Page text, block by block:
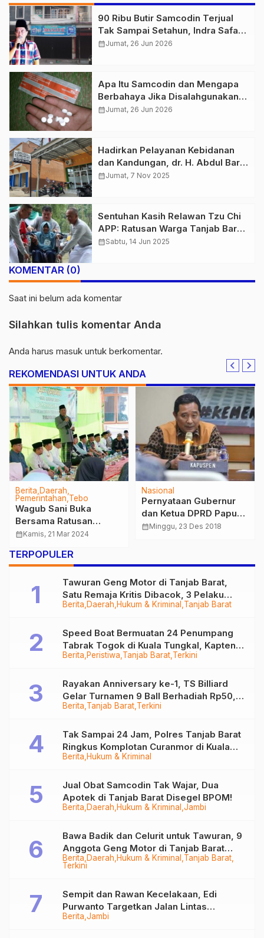
90 Ribu Butir Samcodin Terjual
Tak Sampai Setahun, Indra Safari
Desak Audit Menyeluruh
calendar_monthJumat, 26 Jun 2026
Apa Itu Samcodin dan Mengapa
Berbahaya Jika Disalahgunakan?
Simak Penjelasan Medisnya
calendar_monthJumat, 26 Jun 2026
Hadirkan Pelayanan Kebidanan
dan Kandungan, dr. H. Abdul Bari,
Sp.OG Umumkan Jadwal Praktik
calendar_monthJumat, 7 Nov 2025
Sentuhan Kasih Relawan Tzu Chi
APP: Ratusan Warga Tanjab Barat
Nikmati Pemeriksaan Kesehatan
calendar_monthSabtu, 14 Jun 2025
KOMENTAR (0)
Saat ini belum ada komentar
Silahkan tulis komentar Anda
Anda harus masuk untuk berkomentar.
REKOMENDASI UNTUK ANDA
Berita Daerah
Pemerintahan Tebo
Wagub Sani Buka
Bersama Ratusan
Masyarakat Serai
calendar_monthKamis, 21 Mar 2024
Nasional
Pernyataan Gubernur
dan Ketua DPRD Papua,
Pelanggaran Serius
calendar_monthMinggu, 23 Des 2018
TERPOPULER
Berita Daerah Hukum & Kriminal Tanjab Barat
Tawuran Geng Motor di Tanjab Barat,
Satu Remaja Kritis Dibacok, 3 Pelaku
Ditangkap
Berita Peristiwa Tanjab Barat Terkini
Speed Boat Bermuatan 24 Penumpang
Tabrak Togok di Kuala Tungkal, Kapten
Sempat Hilang
Berita Tanjab Barat Terkini
Rayakan Anniversary ke-1, TS Billiard
Gelar Turnamen 9 Ball Berhadiah Rp50,8
Juta
Berita Hukum & Kriminal
Tak Sampai 24 Jam, Polres Tanjab Barat
Ringkus Komplotan Curanmor di Kuala
Tungkal
Berita Daerah Hukum & Kriminal Jambi
Jual Obat Samcodin Tak Wajar, Dua
Apotek di Tanjab Barat Disegel BPOM!
Berita Daerah Hukum & Kriminal Tanjab Barat
Terkini
Bawa Badik dan Celurit untuk Tawuran, 9
Anggota Geng Motor di Tanjab Barat
Diringkus
Berita Jambi
Sempit dan Rawan Kecelakaan, Edi
Purwanto Targetkan Jalan Lintas
Tungkal-Jambi Mulus di 2028